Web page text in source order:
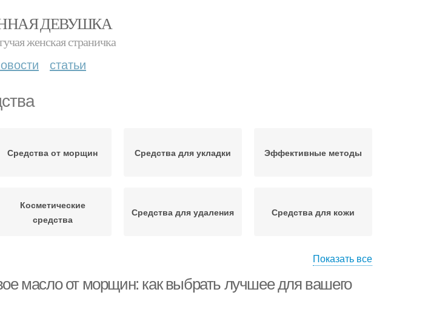
ДЕВУШКА
женская страничка
статьи
Средства от морщин Средства для укладки Эффективные методы
Косметические
средства
Средства для удаления Средства для кожи
эффективного
омоложения
Показать все
масло от морщин: как выбрать лучшее для вашего